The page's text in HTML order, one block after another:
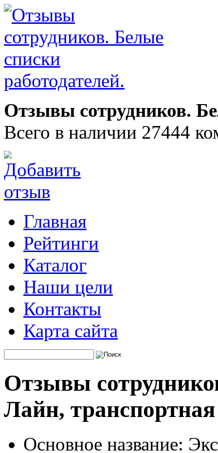
Отзывы сотрудников.
Всего в наличии 27444
Главная
Рейтинги
Каталог
Наши цели
Контакты
Карта сайта
Отзывы
Лайн,
Основное название: